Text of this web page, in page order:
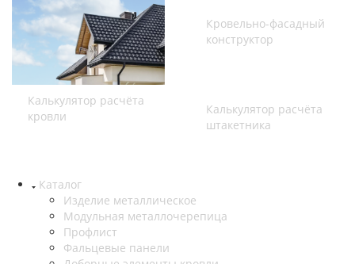
Калькулятор расчёта
кровли
Кровельно-фасадный
конструктор
Калькулятор расчёта
штакетника
Каталог
Изделие металлическое
Модульная металлочерепица
Профлист
Фальцевые панели